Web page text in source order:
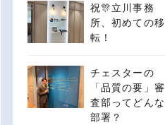
祝🎊立川事務
所、初めての移
転！
チェスターの
「品質の要」審
査部ってどんな
部署？